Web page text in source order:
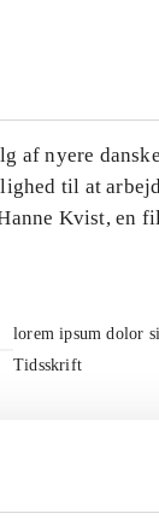
af nyere
til at
Kvist, en
lorem ipsum dolor
Tidsskrift